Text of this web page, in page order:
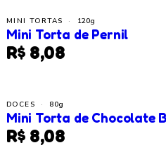
MINI TORTAS · 120g
Mini Torta de Pernil
R$ 8,08
DOCES · 80g
Mini Torta de Chocolate
R$ 8,08